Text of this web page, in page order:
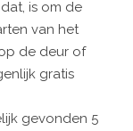
is om de
van het
de deur of
gratis
gevonden 5